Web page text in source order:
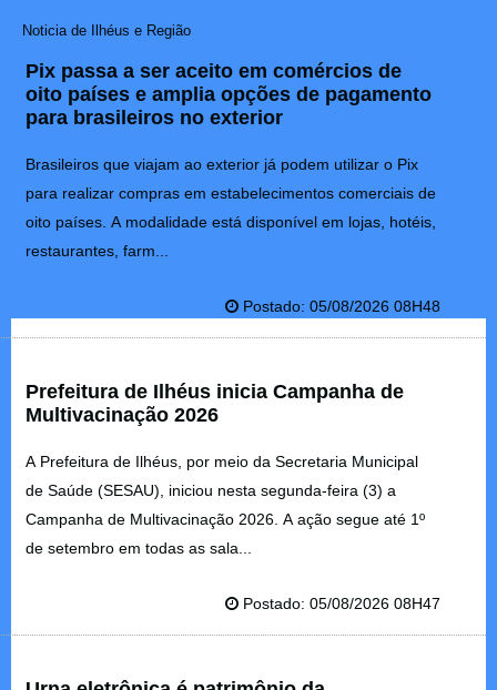
Noticia de Ilhéus e Região
Pix passa a ser aceito em comércios de
oito países e amplia opções de pagamento
para brasileiros no exterior
Brasileiros que viajam ao exterior já podem utilizar o Pix
para realizar compras em estabelecimentos comerciais de
oito países. A modalidade está disponível em lojas, hotéis,
restaurantes, farm...
Postado: 05/08/2026 08H48
Prefeitura de Ilhéus inicia Campanha de
Multivacinação 2026
A Prefeitura de Ilhéus, por meio da Secretaria Municipal
de Saúde (SESAU), iniciou nesta segunda-feira (3) a
Campanha de Multivacinação 2026. A ação segue até 1º
de setembro em todas as sala...
Postado: 05/08/2026 08H47